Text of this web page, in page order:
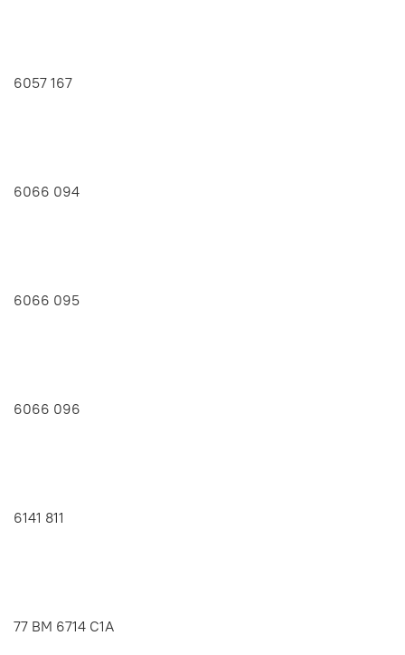
6057 167
6066 094
6066 095
6066 096
6141 811
77 BM 6714 C1A